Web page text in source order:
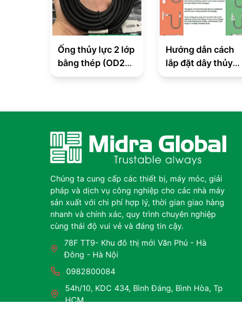
Ống thủy lực 2 lớp
bằng thép (OD22,
ID12.8mm)
Hướng dẫn cách
lắp đặt dây thủy
lực
Chúng ta cung cấp các thiết bị, máy móc, giải
pháp và dịch vụ công nghiệp cho các nhà máy
sản xuất với chi phí hợp lý, thời gian giao hàng
nhanh và chính xác, quy trình chuyên nghiệp
cùng thái độ vui vẻ và đáng tin cậy.
78F TT9- Khu đô thị mới Văn Phú - Hà
Đông - Hà Nội
0982800084
54h/10, KDC 434, Bình Đáng, Bình Hòa, Tp
HCM